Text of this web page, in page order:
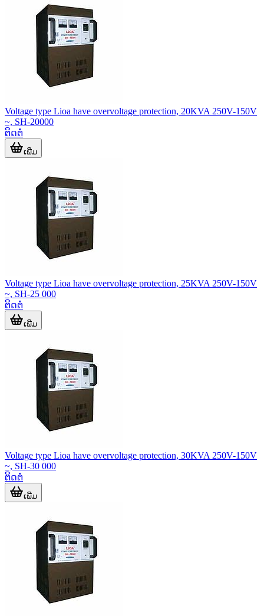
Voltage type Lioa have overvoltage protection, 20KVA 250V-150V
~, SH-20000
ຕິດຕໍ່
ເພີ່ມ
Voltage type Lioa have overvoltage protection, 25KVA 250V-150V
~, SH-25 000
ຕິດຕໍ່
ເພີ່ມ
Voltage type Lioa have overvoltage protection, 30KVA 250V-150V
~, SH-30 000
ຕິດຕໍ່
ເພີ່ມ